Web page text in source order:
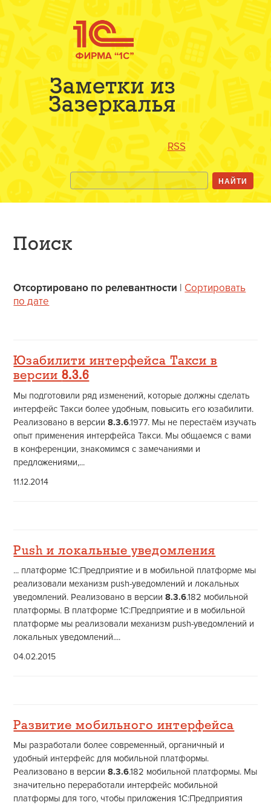
Заметки из
Зазеркалья
RSS
Поиск
Отсортировано по релевантности | Сортировать
по дате
Юзабилити интерфейса Такси в
версии8.3.6
Мы подготовили ряд изменений, которые должны сделать
интерфейс Такси более удобным, повысить его юзабилити.
Реализовано в версии8.3.6.1977. Мы не перестаём изучать
опыт применения интерфейса Такси. Мы общаемся с вами
в конференции, знакомимся с замечаниями и
предложениями,...
11.12.2014
Push и локальные уведомления
... платформе 1С:Предприятие и в мобильной платформе мы
реализовали механизм push-уведомлений и локальных
уведомлений. Реализовано в версии8.3.6.182 мобильной
платформы. В платформе 1С:Предприятие и в мобильной
платформе мы реализовали механизм push-уведомлений и
локальных уведомлений....
04.02.2015
Развитие мобильного интерфейса
Мы разработали более современный, органичный и
удобный интерфейс для мобильной платформы.
Реализовано в версии8.3.6.182 мобильной платформы. Мы
значительно переработали интерфейс мобильной
платформы для того, чтобы приложения 1С:Предприятия